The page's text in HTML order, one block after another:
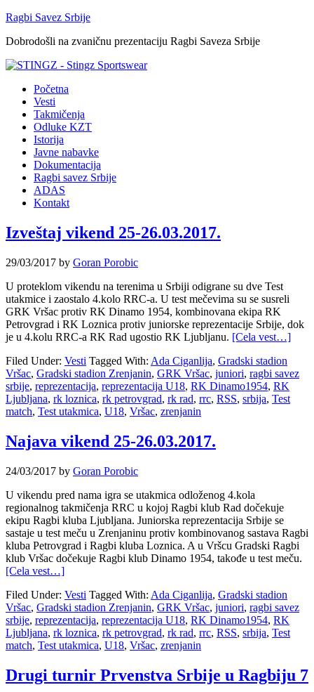
Ragbi Savez Srbije
Dobrodošli na zvaničnu prezentaciju Ragbi Saveza Srbije
Početna
Vesti
Takmičenja
Odluke KZT
Istorija
Javne nabavke
Dokumentacija
Ragbi savez Srbije
ADAS
Kontakt
Izveštaj vikend 25-26.03.2017.
29/03/2017 by Goran Porobic
U proteklom vikendu na terenima u Srbiji odigrane su dve Test
utakmice i zaostalo 4.kolo RRC-a. U test mečevima su se susreli
GRK Vršac protiv RK Dinamo 1954, kombinovana ekipa RK
Petrovgrad i RK Loznica protiv juniorske reprezentacije Srbije, dok
je u 4.kolu RRC-a RK Rad ugostio RK Ljubljanu. [Cela vest…]
Filed Under: Vesti Tagged With: Ada Ciganlija, Gradski stadion
Vršac, Gradski stadion Zrenjanin, GRK Vršac, juniori, ragbi savez
srbije, reprezentacija, reprezentacija U18, RK Dinamo1954, RK
Ljubljana, rk loznica, rk petrovgrad, rk rad, rrc, RSS, srbija, Test
match, Test utakmica, U18, Vršac, zrenjanin
Najava vikend 25-26.03.2017.
24/03/2017 by Goran Porobic
U vikendu pred nama igra se utakmica odloženog 4.kola
regionalnog takmičenja RRC u kojoj Ragbi klub Rad dočekuje
ekipu Ragbi kluba Ljubljana. Juniorska reprezentacija Srbije se
sastaje u test meču u Zrenjaninu protiv kombinovanog sastava Ragbi
kluba Petrovgrad i Ragbi kluba Loznica. A u Vršcu Gradski Ragbi
klub Vršac dočekuje Ragbi klub Dinamo 1954, takođe u test meču.
[Cela vest…]
Filed Under: Vesti Tagged With: Ada Ciganlija, Gradski stadion
Vršac, Gradski stadion Zrenjanin, GRK Vršac, juniori, ragbi savez
srbije, reprezentacija, reprezentacija U18, RK Dinamo1954, RK
Ljubljana, rk loznica, rk petrovgrad, rk rad, rrc, RSS, srbija, Test
match, Test utakmica, U18, Vršac, zrenjanin
Drugi turnir Prvenstva Srbije u Ragbiju 7